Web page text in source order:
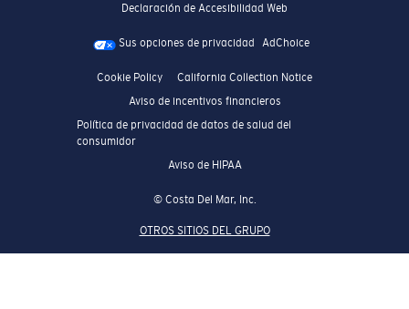
Declaración de Accesibilidad Web
Sus opciones de privacidad AdChoice
Cookie Policy
California Collection Notice
Aviso de incentivos financieros
Política de privacidad de datos de salud del
consumidor
Aviso de HIPAA
© Costa Del Mar, Inc.
OTROS SITIOS DEL GRUPO